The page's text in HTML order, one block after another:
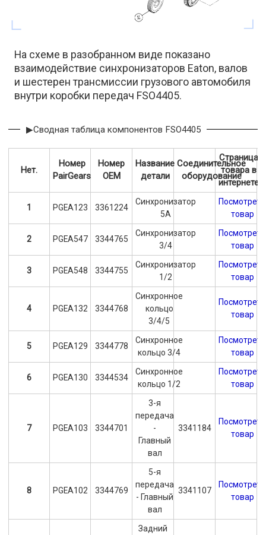
На схеме в разобранном виде показано
взаимодействие синхронизаторов Eaton, валов
и шестерен трансмиссии грузового автомобиля
внутри коробки передач FSO4405.
▶Сводная таблица компонентов FSO4405
Нет.
Номер
PairGears
Номер
OEM
Название
детали
Соединительное
оборудование
Страница
товара в
интернете
1 PGEA123 3361224
Синхронизатор
5А
Посмотреть
товар
2 PGEA547 3344765
Синхронизатор
3/4
Посмотреть
товар
3 PGEA548 3344755
Синхронизатор
1/2
Посмотреть
товар
4 PGEA132 3344768
Синхронное
кольцо
3/4/5
Посмотреть
товар
5 PGEA129 3344778
Синхронное
кольцо 3/4
Посмотреть
товар
6 PGEA130 3344534
Синхронное
кольцо 1/2
Посмотреть
товар
7 PGEA103 3344701
3-я
передача
-
Главный
вал
3341184
Посмотреть
товар
8 PGEA102 3344769
5-я
передача
- Главный
вал
3341107
Посмотреть
товар
Задний